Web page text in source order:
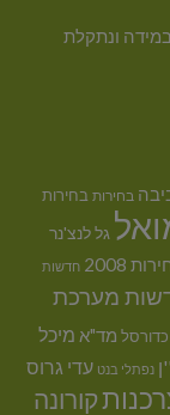
ונתקלת
בחירות בחירות
גל לנצ'נר
2008 חדשות
מערכת
כדורסל מד"א מיכל
נפתלי בנט עדי גרוס
קורונה